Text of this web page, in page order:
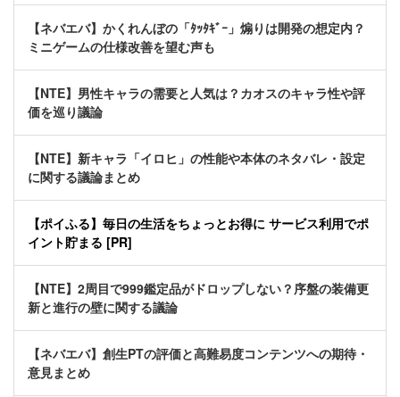
【ネバエバ】かくれんぼの「ﾀｯﾀｷﾞｰ」煽りは開発の想定内？
ミニゲームの仕様改善を望む声も
【NTE】男性キャラの需要と人気は？カオスのキャラ性や評
価を巡り議論
【NTE】新キャラ「イロヒ」の性能や本体のネタバレ・設定
に関する議論まとめ
【ポイふる】毎日の生活をちょっとお得に サービス利用でポ
イント貯まる [PR]
【NTE】2周目で999鑑定品がドロップしない？序盤の装備更
新と進行の壁に関する議論
【ネバエバ】創生PTの評価と高難易度コンテンツへの期待・
意見まとめ